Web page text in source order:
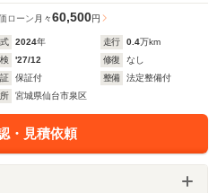
ローン 月々60,500円
2024年 走行 0.4万km
'27/12 修復
なし
保証付 整備
法定整備付
宮城県仙台市泉区
・見積依頼